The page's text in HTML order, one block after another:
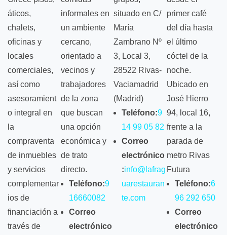
áticos,
chalets,
oficinas y
locales
comerciales,
así como
asesoramient
o integral en
la
compraventa
de inmuebles
y servicios
complementar
ios de
financiación a
través de
informales en
un ambiente
cercano,
orientado a
vecinos y
trabajadores
de la zona
que buscan
una opción
económica y
de trato
directo.
Teléfono:9
16660082
Correo
electrónico
situado en C/
María
Zambrano Nº
3, Local 3,
28522 Rivas-
Vaciamadrid
(Madrid)
Teléfono:9
14 99 05 82
Correo
electrónico
:info@lafrag
uarestauran
te.com
primer café
del día hasta
el último
cóctel de la
noche.
Ubicado en
José Hierro
94, local 16,
frente a la
parada de
metro Rivas
Futura
Teléfono:6
96 292 650
Correo
electrónico